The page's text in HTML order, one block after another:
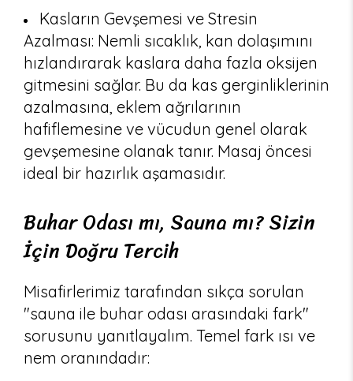
Kasların Gevşemesi ve Stresin
Azalması: Nemli sıcaklık, kan dolaşımını
hızlandırarak kaslara daha fazla oksijen
gitmesini sağlar. Bu da kas gerginliklerinin
azalmasına, eklem ağrılarının
hafiflemesine ve vücudun genel olarak
gevşemesine olanak tanır. Masaj öncesi
ideal bir hazırlık aşamasıdır.
Buhar Odası mı, Sauna mı? Sizin
İçin Doğru Tercih
Misafirlerimiz tarafından sıkça sorulan
"sauna ile buhar odası arasındaki fark"
sorusunu yanıtlayalım. Temel fark ısı ve
nem oranındadır: